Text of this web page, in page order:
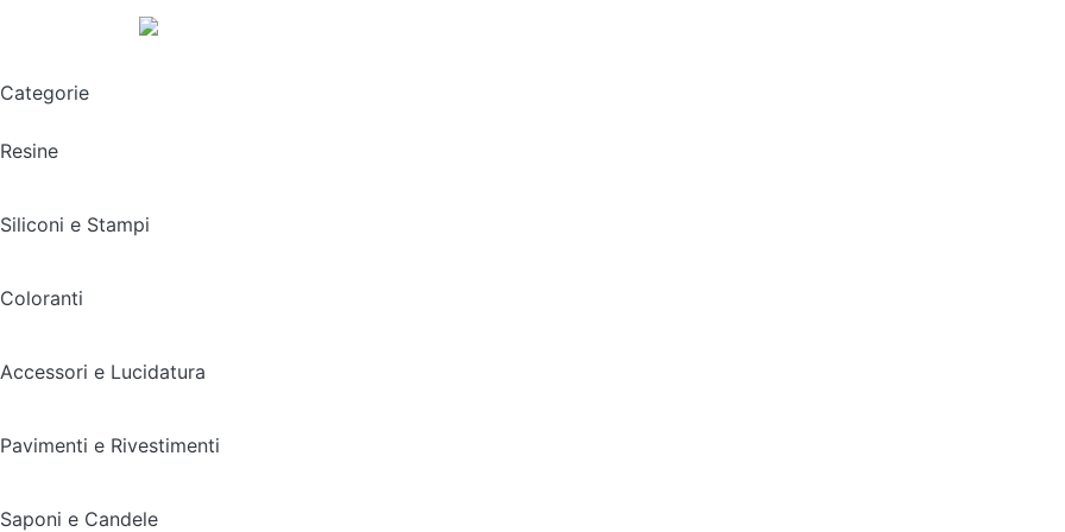
Categorie
Resine
Siliconi e Stampi
Coloranti
Accessori e Lucidatura
Pavimenti e Rivestimenti
Saponi e Candele